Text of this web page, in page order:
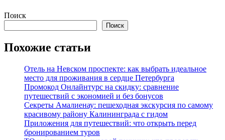
Перейти
содержимому
Поиск
Поиск
Похожие статьи
Отель на Невском проспекте: как выбрать идеальное
место для проживания в сердце Петербурга
Промокод Онлайнтурс на скидку: сравнение
путешествий с экономией и без бонусов
Секреты Амалиенау: пешеходная экскурсия по самому
красивому району Калининграда с гидом
Приложения для путешествий: что открыть перед
бронированием туров